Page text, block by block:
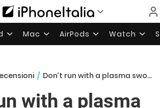
Mac AirPods Watch
/ Don’t run with a plasma sword – La recensione di iPadItalia
with a plasma